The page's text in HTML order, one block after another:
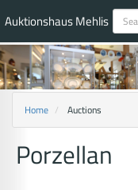
Auktionshaus Mehlis
Home Auctions
Porzellan